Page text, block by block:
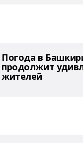
Погода в
продолжит
жителей